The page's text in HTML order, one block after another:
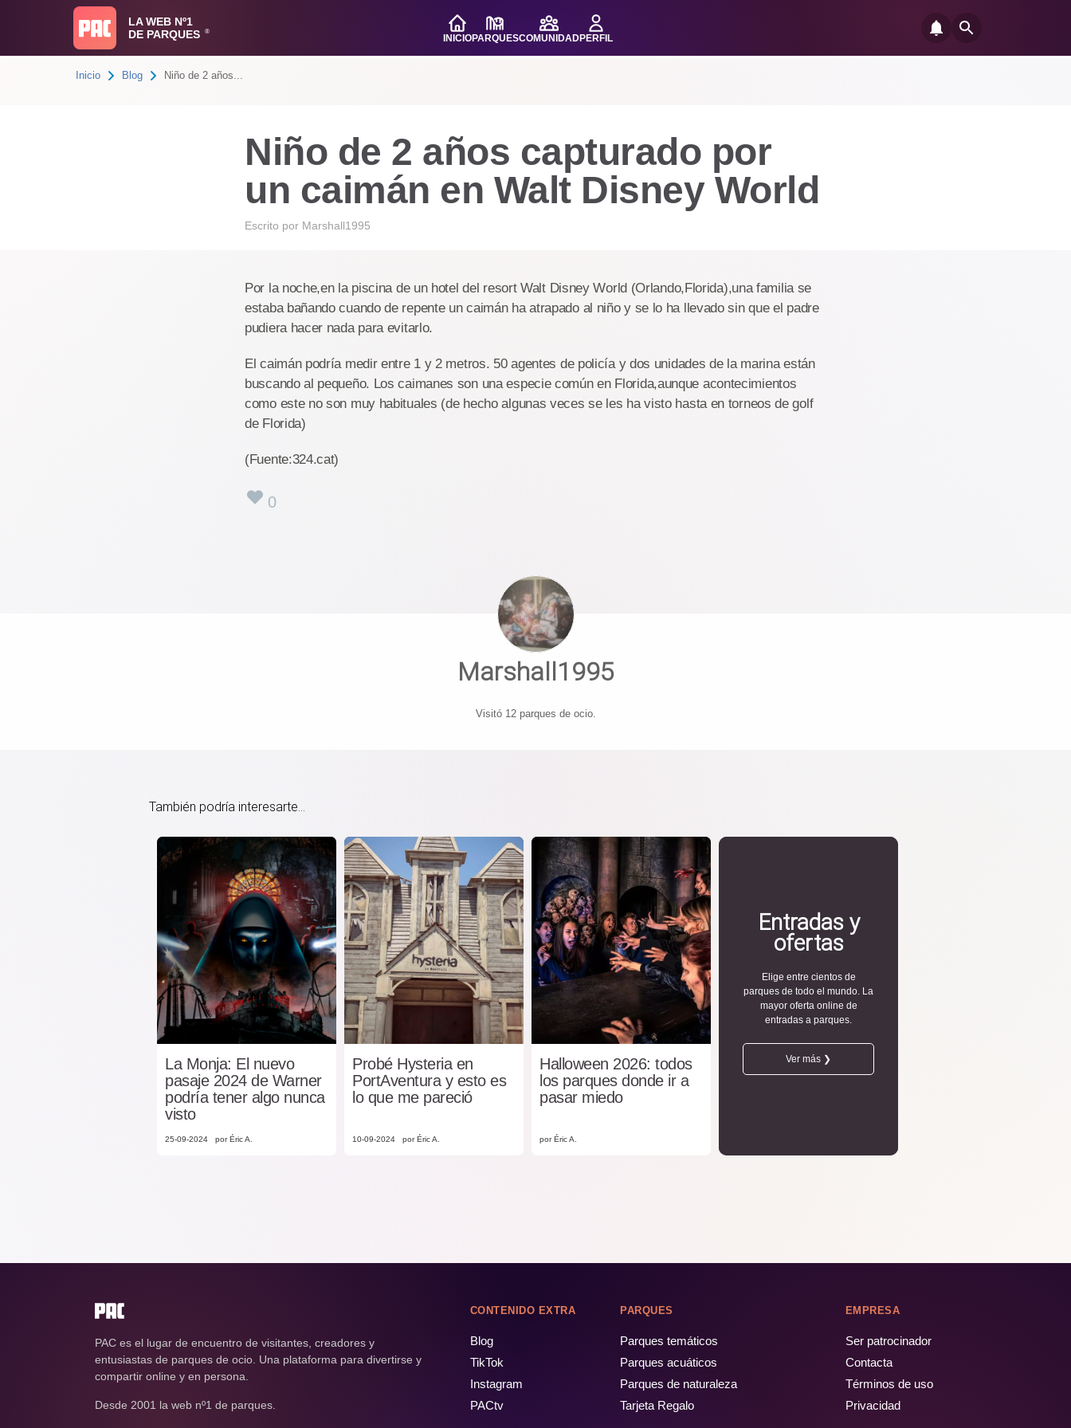
LA WEB Nº1
DE PARQUES
®
INICIOPARQUESCOMUNIDADPERFIL
Inicio Blog Niño de 2 años...
Niño de 2 años capturado por
un caimán en Walt Disney World
Escrito por Marshall1995
Por la noche,en la piscina de un hotel del resort Walt Disney World (Orlando,Florida),una familia se
estaba bañando cuando de repente un caimán ha atrapado al niño y se lo ha llevado sin que el padre
pudiera hacer nada para evitarlo.
El caimán podría medir entre 1 y 2 metros. 50 agentes de policía y dos unidades de la marina están
buscando al pequeño. Los caimanes son una especie común en Florida,aunque acontecimientos
como este no son muy habituales (de hecho algunas veces se les ha visto hasta en torneos de golf
de Florida)
(Fuente:324.cat)
0
Marshall1995
Visitó 12 parques de ocio.
También podría interesarte...
La Monja: El nuevo
pasaje 2024 de Warner
podría tener algo nunca
visto
25-09-2024 por Éric A.
Probé Hysteria en
PortAventura y esto es
lo que me pareció
10-09-2024 por Éric A.
Halloween 2026: todos
los parques donde ir a
pasar miedo
por Éric A.
Entradas y
ofertas
Elige entre cientos de
parques de todo el mundo. La
mayor oferta online de
entradas a parques.
Ver más ❯
PAC es el lugar de encuentro de visitantes, creadores y
entusiastas de parques de ocio. Una plataforma para divertirse y
compartir online y en persona.
Desde 2001 la web nº1 de parques.
CONTENIDO EXTRA
Blog
TikTok
Instagram
PACtv
PARQUES
Parques temáticos
Parques acuáticos
Parques de naturaleza
Tarjeta Regalo
EMPRESA
Ser patrocinador
Contacta
Términos de uso
Privacidad